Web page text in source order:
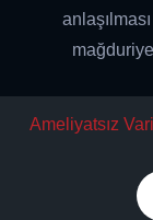
Ameliyatsız